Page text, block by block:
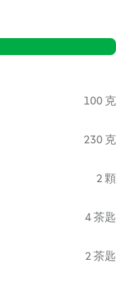
100 克
230 克
2 顆
4 茶匙
2 茶匙